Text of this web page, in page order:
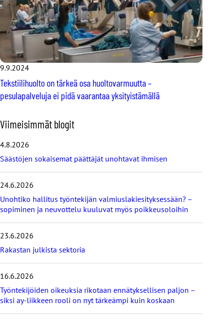
9.9.2024
Tekstiilihuolto on tärkeä osa huoltovarmuutta –
pesulapalveluja ei pidä vaarantaa yksityistämällä
O
h
a
v
i
i
m
e
i
m
t
b
l
g
Viimeisimmät blogit
4.8.2026
Säästöjen sokaisemat päättäjät unohtavat ihmisen
24.6.2026
Unohtiko hallitus työntekijän valmiuslakiesityksessään? –
sopiminen ja neuvottelu kuuluvat myös poikkeusoloihin
23.6.2026
Rakastan julkista sektoria
16.6.2026
Työntekijöiden oikeuksia rikotaan ennätyksellisen paljon –
siksi ay-liikkeen rooli on nyt tärkeämpi kuin koskaan